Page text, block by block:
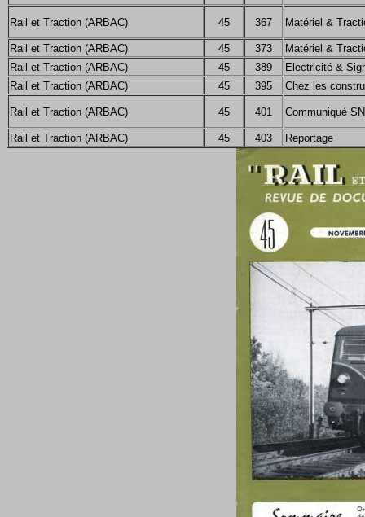
Rail et Traction (ARBAC) 45 367 Matériel &
Rail et Traction (ARBAC) 45 373
Matériel &
Rail et Traction (ARBAC)
45 389
Electricité &
Rail et Traction (ARBAC)
45 395 Chez les
Rail et Traction (ARBAC) 45 401 Communiqué
Rail et Traction (ARBAC) 45 403 Reportage